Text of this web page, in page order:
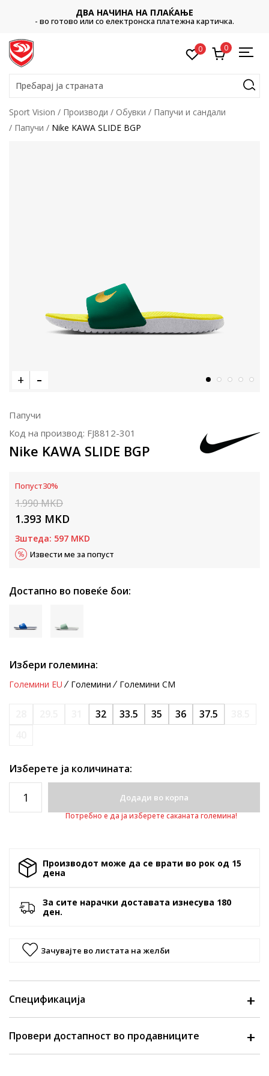
ДВА НАЧИНА НА ПЛАЌАЊЕ
- во готово или со електронска платежна картичка.
0 0
Пребарај ја страната
Sport Vision Производи Обувки
Папучи и сандали
Папучи
Nike KAWA SLIDE BGP
Папучи
Код на производ: FJ8812-301
Nike KAWA SLIDE BGP
Попуст30%
1.990MKD
1.393 MKD
Зштеда: 597 MKD
Извести ме за попуст
Достапно во повеќе бои:
Избери големина:
Големини EU Големини Големини CM
32 33.5 35 36 37.5
Изберете ја количината:
Додади во корпа
Потребно е да ја изберете саканата големина!
Производот може да се врати во рок од 15
денa
За сите нарачки доставата изнесува 180
ден.
Зачувајте во листата на желби
Спецификација
Провери достапност во продавниците